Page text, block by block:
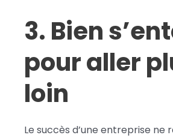
3. Bien
pour aller
loin
Le succès d’une entreprise ne